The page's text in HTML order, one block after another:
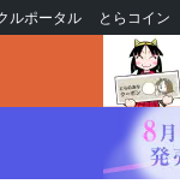
ルポータル とらコイン